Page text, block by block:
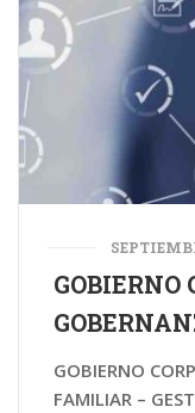
GOBIERNO
GOBIERNO
FAMILIAR –